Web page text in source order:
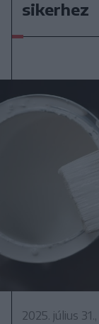
sikerhez
2025. július